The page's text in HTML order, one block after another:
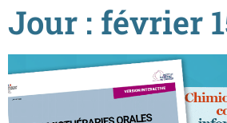
Jour : février